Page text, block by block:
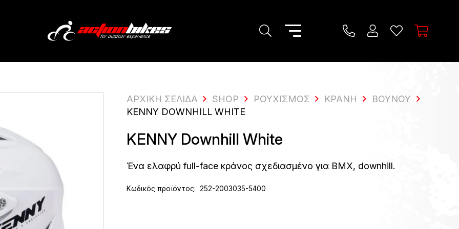
ΑΡΧΙΚΗ ΣΕΛΙΔΑ SHOP ΡΟΥΧΙΣΜΌΣ ΚΡΆΝΗ
ΒΟΥΝΟΎ
KENNY DOWNHILL WHITE
KENNY Downhill White
Ένα ελαφρύ full-face κράνος σχεδιασμένο για BMX, downhill.
Κωδικός προϊόντος: 252-2003035-5400